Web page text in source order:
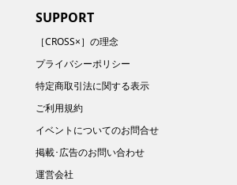
SUPPORT
［CROSS×］の理念
プライバシーポリシー
特定商取引法に関する表示
ご利用規約
イベントについてのお問合せ
掲載･広告のお問い合わせ
運営会社